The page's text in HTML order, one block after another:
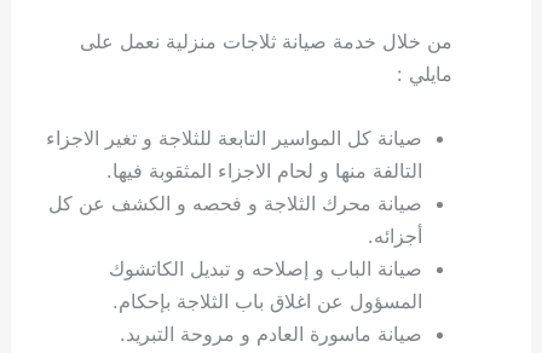
من خلال خدمة صيانة ثلاجات منزلية نعمل على
مايلي :
صيانة كل المواسير التابعة للثلاجة و تغير الاجزاء
التالفة منها و لحام الاجزاء المثقوبة فيها.
صيانة محرك الثلاجة و فحصه و الكشف عن كل
أجزائه.
صيانة الباب و إصلاحه و تبديل الكاتشوك
المسؤول عن اغلاق باب الثلاجة بإحكام.
صيانة ماسورة العادم و مروحة التبريد.